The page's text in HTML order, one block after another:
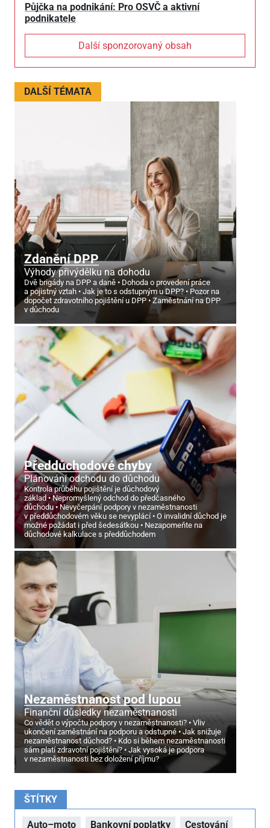
Půjčka na podnikání: Pro OSVČ a aktivní
podnikatele
Další sponzorovaný obsah
DALŠÍ TÉMATA
Zdanění DPP
Výhody přivýdělku na dohodu
Dvě brigády na DPP a daně
Dohoda o provedení práce
a pojistný vztah
Jak je to s odstupným u DPP?
Pozor na
dopočet zdravotního pojištění u DPP
Zaměstnání na DPP
v důchodu
Předdůchodové chyby
Plánování odchodu do důchodu
Kontrola průběhu pojištění je důchodový
základ
Nepromyšlený odchod do předčasného
důchodu
Nevyčerpání podpory v nezaměstnanosti
v předdůchodovém věku se nevyplácí
O invalidní důchod je
možné požádat i před šedesátkou
Nezapomeňte na
důchodové kalkulace s předdůchodem
Nezaměstnanost pod lupou
Finanční důsledky nezaměstnanosti
Co vědět o výpočtu podpory v nezaměstnanosti?
Vliv
ukončení zaměstnání na podporu a odstupné
Jak snižuje
nezaměstnanost důchod?
Kdo si během nezaměstnanosti
sám platí zdravotní pojištění?
Jak vysoká je podpora
v nezaměstnanosti bez doložení příjmu?
ŠTÍTKY
Auto–moto Bankovní poplatky Cestování